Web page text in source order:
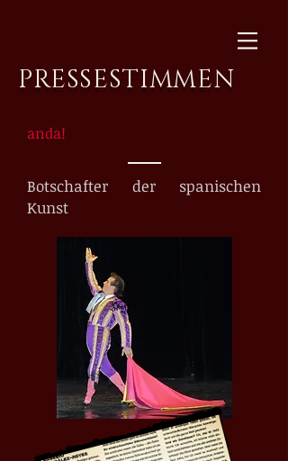
PRESSESTIMMEN
anda!
Botschafter der spanischen
Kunst